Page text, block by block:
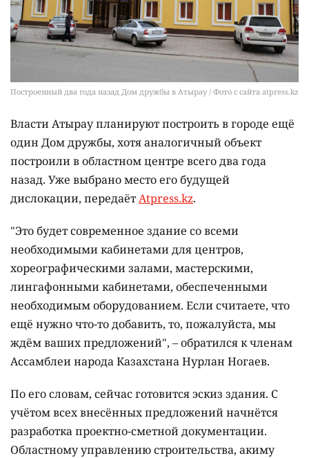
Построенный два года назад Дом дружбы в Атырау / Фото с сайта atpress.kz
Власти Атырау планируют построить в городе ещё
один Дом дружбы, хотя аналогичный объект
построили в областном центре всего два года
назад. Уже выбрано место его будущей
дислокации, передаётAtpress.kz.
"Это будет современное здание со всеми
необходимыми кабинетами для центров,
хореографическими залами, мастерскими,
лингафонными кабинетами, обеспеченными
необходимым оборудованием. Если считаете, что
ещё нужно что-то добавить, то, пожалуйста, мы
ждём ваших предложений", – обратился к членам
Ассамблеи народа Казахстана Нурлан Ногаев.
По его словам, сейчас готовится эскиз здания. С
учётом всех внесённых предложений начнётся
разработка проектно-сметной документации.
Областному управлению строительства, акиму